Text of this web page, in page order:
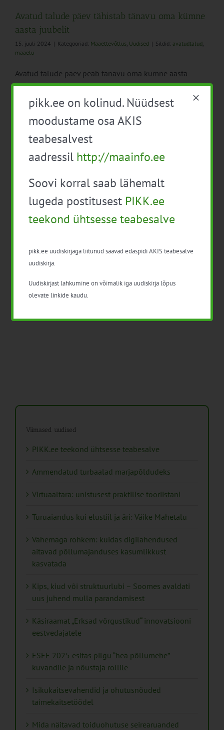
Avatud talude päev tähistab tänavu oma kümne
aasta juubelit
15. juuli 2024 | Kategooriad: Maaettevõtlus, Uudised | Sildid: avatudtalud,
maaelu
Avatud talude päev peab tänavu oma kümne aasta
juubelit. Üle 350 talu Eesti eri paigus ootavad
külastajaid 20.-21.juulil.
30. detsember 2023 | Kategooriad:Aiandus,Loomakasvatus,Maaettevõtlus
avatudtalud
Kümnes üle-eestiline Avatud talude päev toimub 20.-21.
juuli 2024 Vaata [...]
Viimased uudised
PIKK.ee teekond ühtsesse teabesalve
Ammendatud turbaalad marjapõldudeks
Virtuaaltara: unistusest praktilise tööriistani
Turuaiandus kui elustiil ja äri: Väike Mahetalu
Vähemaga rohkem: kuidas digilahendused
aitavad põllumajanduses kasumlikkust
kasvatada
Kips, kiud või struktuurlubi – Soomes avaldati
uus juhend mulla parandamisest
Käsiraamat „Erksad võrgustikud“ innovatsiooni
eestvedajatele
ESEE 2025 esitas pilgu “hea põllumehe”
kuvandile ja nõustaja rollile
Isikukaitsevahendid ja ohutusnõuded
taimekaitsetöödel
Mida näitavad toiduohutuse seirearuanded
pikk.ee on kolinud. Nüüdsest
moodustame osa AKIS
teabesalvest
aadressil http://maainfo.ee
Soovi korral saab lähemalt
lugeda postitusest PIKK.ee
teekond ühtsesse teabesalve
pikk.ee uudiskirjaga liitunud saavad edaspidi AKIS teabesalve
uudiskirja.
Uudiskirjast lahkumine on võimalik iga uudiskirja lõpus
olevate linkide kaudu.